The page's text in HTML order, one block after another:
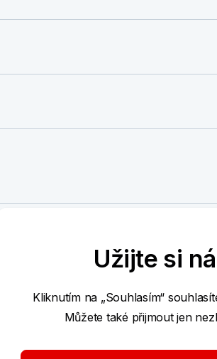
Užijte si
Kliknutím na „Souhlasím“
Můžete také přijmout jen